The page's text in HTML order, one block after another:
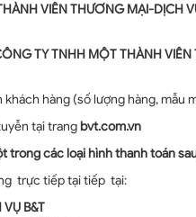
VIÊN THƯƠNG MẠI-DỊCH
TY TNHH MỘT THÀNH
khách hàng (số lượng hàng,mẫu
tại trang bvt.com.vn
trong các loại hình thanh toán
trực tiếp tại tiếp tại:
B&T